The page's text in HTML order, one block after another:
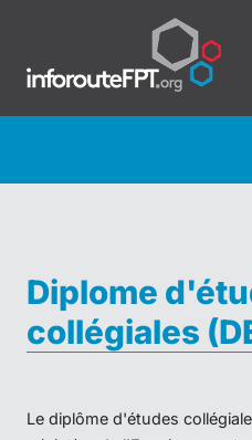
Diplome
collégiales
Le diplôme d'études